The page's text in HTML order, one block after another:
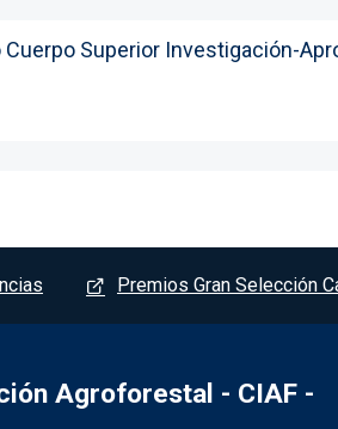
Cuerpo Superior Investigación-
Premios Gran Selección
Agroforestal - CIAF -